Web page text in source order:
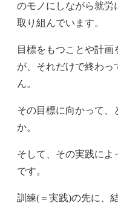
のモノにしながら就労
取り組んでいます。
目標をもつことや計
が、それだけで終わっ
ん。
その目標に向かって、
か。
そして、その実践によ
です。
訓練(＝実践)の先に、